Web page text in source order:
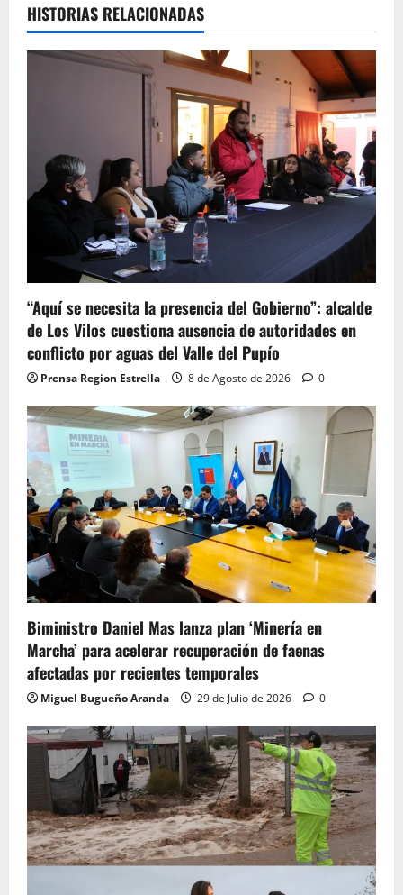
HISTORIAS RELACIONADAS
“Aquí se necesita la presencia del Gobierno”: alcalde
de Los Vilos cuestiona ausencia de autoridades en
conflicto por aguas del Valle del Pupío
Prensa Region Estrella 8 de Agosto de 2026 0
Biministro Daniel Mas lanza plan ‘Minería en
Marcha’ para acelerar recuperación de faenas
afectadas por recientes temporales
Miguel Bugueño Aranda 29 de Julio de 2026 0